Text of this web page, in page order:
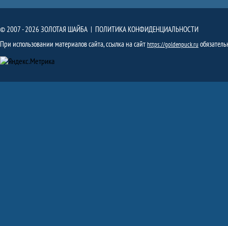
© 2007 - 2026 ЗОЛОТАЯ ШАЙБА | ПОЛИТИКА КОНФИДЕНЦИАЛЬНОСТИ
При использовании материалов сайта, ссылка на сайтhttps://goldenpuck.ru